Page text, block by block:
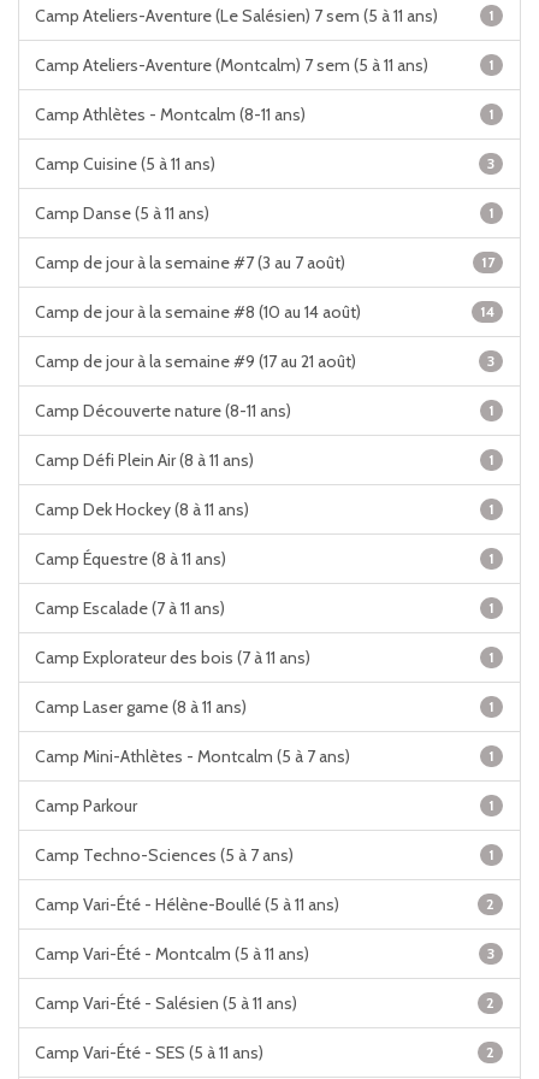
Camp Ateliers-Aventure (Le Salésien) 7 sem (5 à 11 ans) 1
Camp Ateliers-Aventure (Montcalm) 7 sem (5 à 11 ans) 1
Camp Athlètes - Montcalm (8-11 ans) 1
Camp Cuisine (5 à 11 ans) 3
Camp Danse (5 à 11 ans) 1
Camp de jour à la semaine #7 (3 au 7 août) 17
Camp de jour à la semaine #8 (10 au 14 août) 14
Camp de jour à la semaine #9 (17 au 21 août) 3
Camp Découverte nature (8-11 ans) 1
Camp Défi Plein Air (8 à 11 ans) 1
Camp Dek Hockey (8 à 11 ans) 1
Camp Équestre (8 à 11 ans) 1
Camp Escalade (7 à 11 ans) 1
Camp Explorateur des bois (7 à 11 ans) 1
Camp Laser game (8 à 11 ans) 1
Camp Mini-Athlètes - Montcalm (5 à 7 ans) 1
Camp Parkour 1
Camp Techno-Sciences (5 à 7 ans) 1
Camp Vari-Été - Hélène-Boullé (5 à 11 ans) 2
Camp Vari-Été - Montcalm (5 à 11 ans) 3
Camp Vari-Été - Salésien (5 à 11 ans) 2
Camp Vari-Été - SES (5 à 11 ans) 2